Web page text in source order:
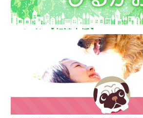
ひるがお【相談支援】